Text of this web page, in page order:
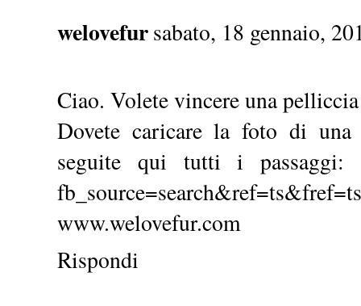
welovefursabato, 18 gennaio,
Ciao. Volete vincere una
Dovete caricare la foto di
seguite qui tutti i passaggi:
fb_source=search&ref=ts&fref=ts
www.welovefur.com
Rispondi